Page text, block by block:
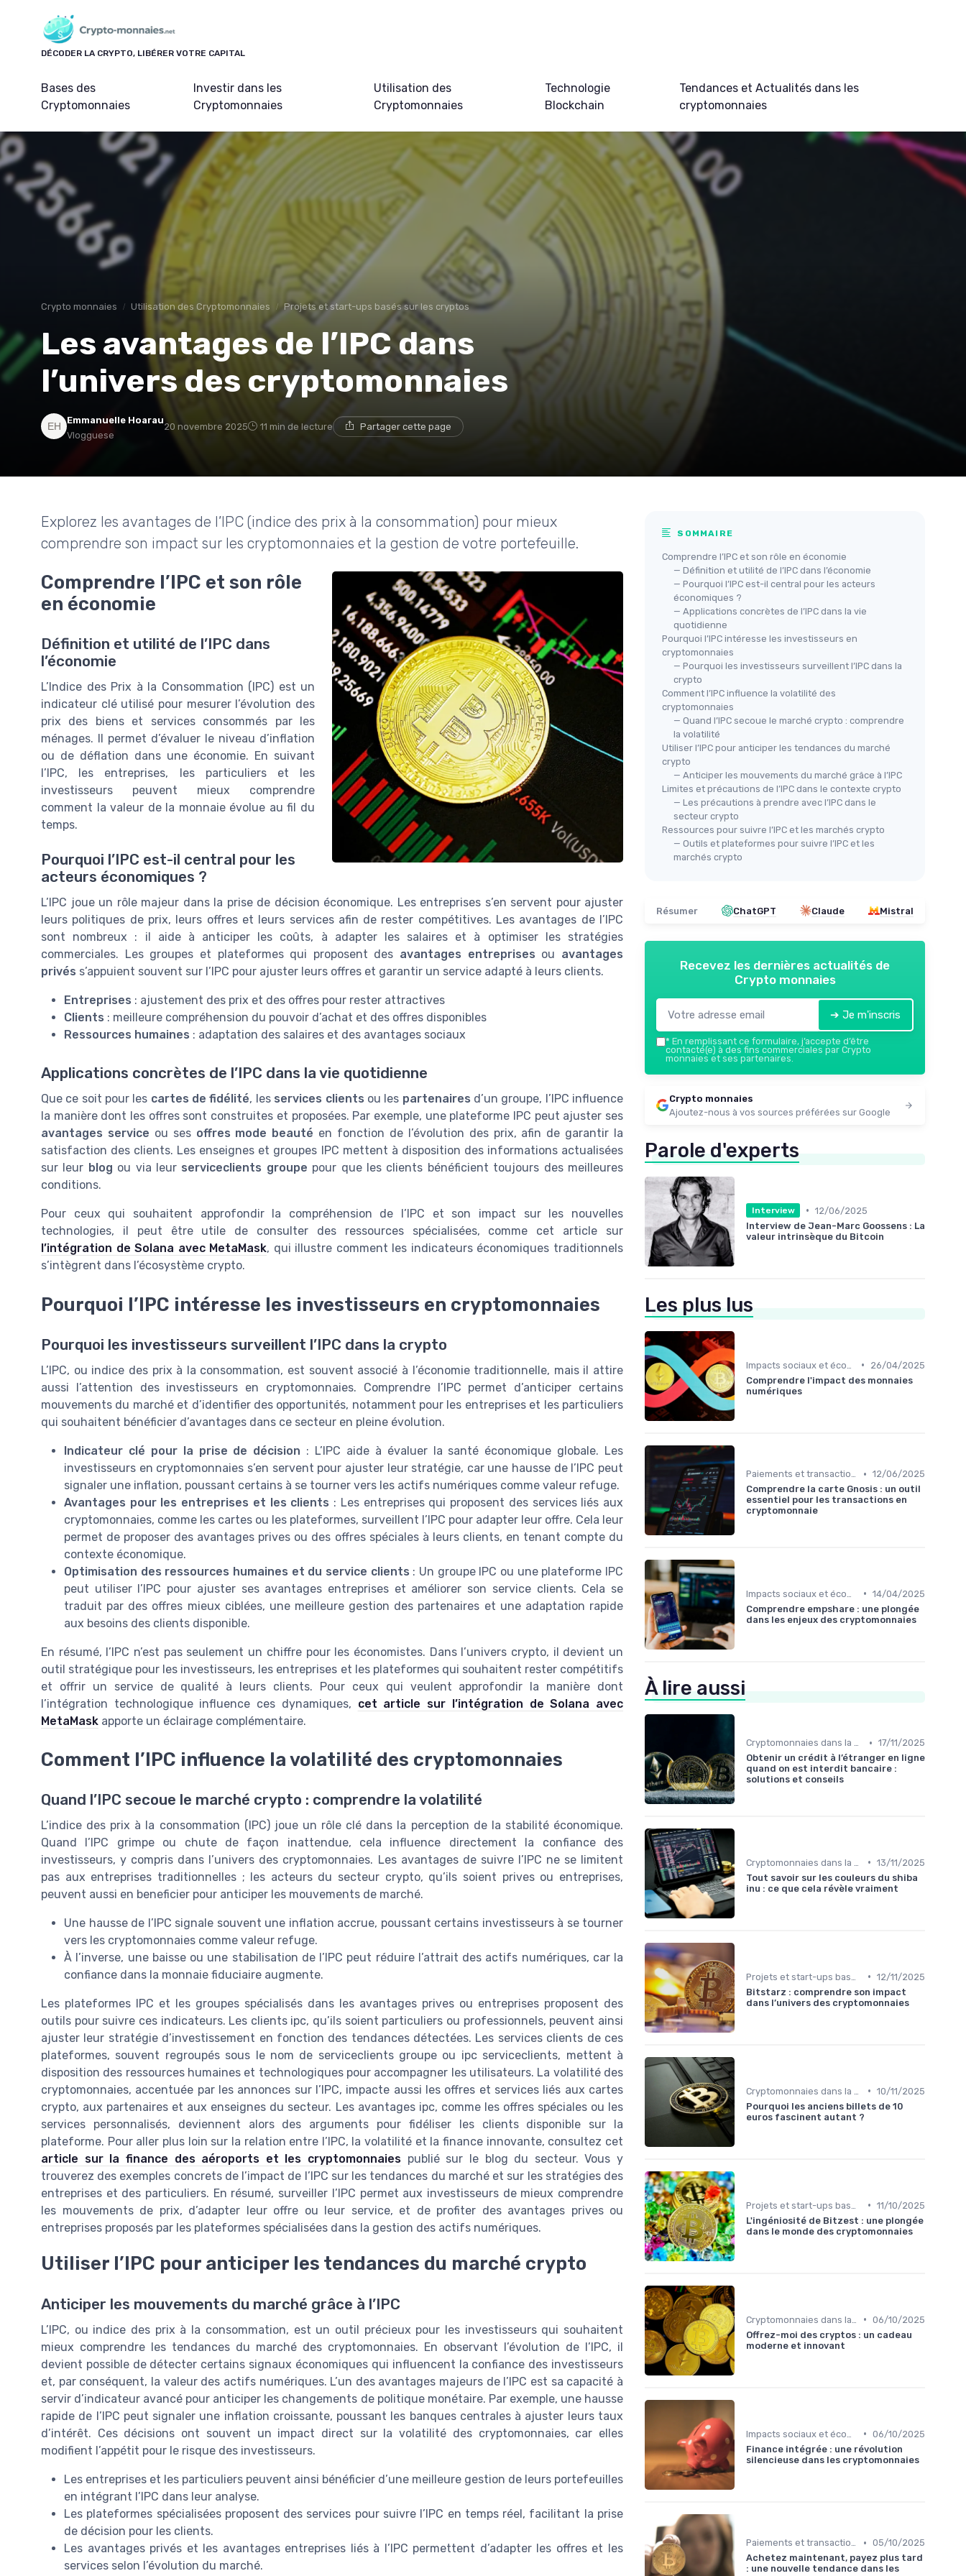
DÉCODER LA CRYPTO, LIBÉRER VOTRE CAPITAL
Bases des
Cryptomonnaies
Investir dans les
Cryptomonnaies
Utilisation des
Cryptomonnaies
Technologie
Blockchain
Tendances et Actualités dans les
cryptomonnaies
Crypto monnaies Utilisation des Cryptomonnaies Projets et start-ups basés sur les cryptos
Les avantages de l’IPC dans
l’univers des cryptomonnaies
Emmanuelle Hoarau
Vlogguese
20 novembre 2025 11 min de lecture Partager cette page
Explorez les avantages de l’IPC (indice des prix à la consommation) pour mieux
comprendre son impact sur les cryptomonnaies et la gestion de votre portefeuille.
Comprendre l’IPC et son rôle
en économie
Définition et utilité de l’IPC dans
l’économie
L’Indice des Prix à la Consommation (IPC) est un
indicateur clé utilisé pour mesurer l’évolution des
prix des biens et services consommés par les
ménages. Il permet d’évaluer le niveau d’inflation
ou de déflation dans une économie. En suivant
l’IPC, les entreprises, les particuliers et les
investisseurs peuvent mieux comprendre
comment la valeur de la monnaie évolue au fil du
temps.
Pourquoi l’IPC est-il central pour les
acteurs économiques ?
L’IPC joue un rôle majeur dans la prise de décision économique. Les entreprises s’en servent pour ajuster
leurs politiques de prix, leurs offres et leurs services afin de rester compétitives. Les avantages de l’IPC
sont nombreux : il aide à anticiper les coûts, à adapter les salaires et à optimiser les stratégies
commerciales. Les groupes et plateformes qui proposent des avantages entreprises ou avantages
privés s’appuient souvent sur l’IPC pour ajuster leurs offres et garantir un service adapté à leurs clients.
Entreprises : ajustement des prix et des offres pour rester attractives
Clients : meilleure compréhension du pouvoir d’achat et des offres disponibles
Ressources humaines : adaptation des salaires et des avantages sociaux
Applications concrètes de l’IPC dans la vie quotidienne
Que ce soit pour les cartes de fidélité, les services clients ou les partenaires d’un groupe, l’IPC influence
la manière dont les offres sont construites et proposées. Par exemple, une plateforme IPC peut ajuster ses
avantages service ou ses offres mode beauté en fonction de l’évolution des prix, afin de garantir la
satisfaction des clients. Les enseignes et groupes IPC mettent à disposition des informations actualisées
sur leur blog ou via leur serviceclients groupe pour que les clients bénéficient toujours des meilleures
conditions.
Pour ceux qui souhaitent approfondir la compréhension de l’IPC et son impact sur les nouvelles
technologies, il peut être utile de consulter des ressources spécialisées, comme cet article sur
l’intégration de Solana avec MetaMask, qui illustre comment les indicateurs économiques traditionnels
s’intègrent dans l’écosystème crypto.
Pourquoi l’IPC intéresse les investisseurs en cryptomonnaies
Pourquoi les investisseurs surveillent l’IPC dans la crypto
L’IPC, ou indice des prix à la consommation, est souvent associé à l’économie traditionnelle, mais il attire
aussi l’attention des investisseurs en cryptomonnaies. Comprendre l’IPC permet d’anticiper certains
mouvements du marché et d’identifier des opportunités, notamment pour les entreprises et les particuliers
qui souhaitent bénéficier d’avantages dans ce secteur en pleine évolution.
Indicateur clé pour la prise de décision : L’IPC aide à évaluer la santé économique globale. Les
investisseurs en cryptomonnaies s’en servent pour ajuster leur stratégie, car une hausse de l’IPC peut
signaler une inflation, poussant certains à se tourner vers les actifs numériques comme valeur refuge.
Avantages pour les entreprises et les clients : Les entreprises qui proposent des services liés aux
cryptomonnaies, comme les cartes ou les plateformes, surveillent l’IPC pour adapter leur offre. Cela leur
permet de proposer des avantages prives ou des offres spéciales à leurs clients, en tenant compte du
contexte économique.
Optimisation des ressources humaines et du service clients : Un groupe IPC ou une plateforme IPC
peut utiliser l’IPC pour ajuster ses avantages entreprises et améliorer son service clients. Cela se
traduit par des offres mieux ciblées, une meilleure gestion des partenaires et une adaptation rapide
aux besoins des clients disponible.
En résumé, l’IPC n’est pas seulement un chiffre pour les économistes. Dans l’univers crypto, il devient un
outil stratégique pour les investisseurs, les entreprises et les plateformes qui souhaitent rester compétitifs
et offrir un service de qualité à leurs clients. Pour ceux qui veulent approfondir la manière dont
l’intégration technologique influence ces dynamiques, cet article sur l’intégration de Solana avec
MetaMask apporte un éclairage complémentaire.
Comment l’IPC influence la volatilité des cryptomonnaies
Quand l’IPC secoue le marché crypto : comprendre la volatilité
L’indice des prix à la consommation (IPC) joue un rôle clé dans la perception de la stabilité économique.
Quand l’IPC grimpe ou chute de façon inattendue, cela influence directement la confiance des
investisseurs, y compris dans l’univers des cryptomonnaies. Les avantages de suivre l’IPC ne se limitent
pas aux entreprises traditionnelles ; les acteurs du secteur crypto, qu’ils soient prives ou entreprises,
peuvent aussi en beneficier pour anticiper les mouvements de marché.
Une hausse de l’IPC signale souvent une inflation accrue, poussant certains investisseurs à se tourner
vers les cryptomonnaies comme valeur refuge.
À l’inverse, une baisse ou une stabilisation de l’IPC peut réduire l’attrait des actifs numériques, car la
confiance dans la monnaie fiduciaire augmente.
Les plateformes IPC et les groupes spécialisés dans les avantages prives ou entreprises proposent des
outils pour suivre ces indicateurs. Les clients ipc, qu’ils soient particuliers ou professionnels, peuvent ainsi
ajuster leur stratégie d’investissement en fonction des tendances détectées. Les services clients de ces
plateformes, souvent regroupés sous le nom de serviceclients groupe ou ipc serviceclients, mettent à
disposition des ressources humaines et technologiques pour accompagner les utilisateurs. La volatilité des
cryptomonnaies, accentuée par les annonces sur l’IPC, impacte aussi les offres et services liés aux cartes
crypto, aux partenaires et aux enseignes du secteur. Les avantages ipc, comme les offres spéciales ou les
services personnalisés, deviennent alors des arguments pour fidéliser les clients disponible sur la
plateforme. Pour aller plus loin sur la relation entre l’IPC, la volatilité et la finance innovante, consultez cet
article sur la finance des aéroports et les cryptomonnaies publié sur le blog du secteur. Vous y
trouverez des exemples concrets de l’impact de l’IPC sur les tendances du marché et sur les stratégies des
entreprises et des particuliers. En résumé, surveiller l’IPC permet aux investisseurs de mieux comprendre
les mouvements de prix, d’adapter leur offre ou leur service, et de profiter des avantages prives ou
entreprises proposés par les plateformes spécialisées dans la gestion des actifs numériques.
Utiliser l’IPC pour anticiper les tendances du marché crypto
Anticiper les mouvements du marché grâce à l’IPC
L’IPC, ou indice des prix à la consommation, est un outil précieux pour les investisseurs qui souhaitent
mieux comprendre les tendances du marché des cryptomonnaies. En observant l’évolution de l’IPC, il
devient possible de détecter certains signaux économiques qui influencent la confiance des investisseurs
et, par conséquent, la valeur des actifs numériques. L’un des avantages majeurs de l’IPC est sa capacité à
servir d’indicateur avancé pour anticiper les changements de politique monétaire. Par exemple, une hausse
rapide de l’IPC peut signaler une inflation croissante, poussant les banques centrales à ajuster leurs taux
d’intérêt. Ces décisions ont souvent un impact direct sur la volatilité des cryptomonnaies, car elles
modifient l’appétit pour le risque des investisseurs.
Les entreprises et les particuliers peuvent ainsi bénéficier d’une meilleure gestion de leurs portefeuilles
en intégrant l’IPC dans leur analyse.
Les plateformes spécialisées proposent des services pour suivre l’IPC en temps réel, facilitant la prise
de décision pour les clients.
Les avantages privés et les avantages entreprises liés à l’IPC permettent d’adapter les offres et les
services selon l’évolution du marché.
SOMMAIRE
Comprendre l’IPC et son rôle en économie
— Définition et utilité de l’IPC dans l’économie
— Pourquoi l’IPC est-il central pour les acteurs
économiques ?
— Applications concrètes de l’IPC dans la vie
quotidienne
Pourquoi l’IPC intéresse les investisseurs en
cryptomonnaies
— Pourquoi les investisseurs surveillent l’IPC dans la
crypto
Comment l’IPC influence la volatilité des
cryptomonnaies
— Quand l’IPC secoue le marché crypto : comprendre
la volatilité
Utiliser l’IPC pour anticiper les tendances du marché
crypto
— Anticiper les mouvements du marché grâce à l’IPC
Limites et précautions de l’IPC dans le contexte crypto
— Les précautions à prendre avec l’IPC dans le
secteur crypto
Ressources pour suivre l’IPC et les marchés crypto
— Outils et plateformes pour suivre l’IPC et les
marchés crypto
Résumer ChatGPT Claude Mistral
Recevez les dernières actualités de
Crypto monnaies
➔ Je m'inscris
* En remplissant ce formulaire, j’accepte d’être
contacté(e) à des fins commerciales par Crypto
monnaies et ses partenaires.
Crypto monnaies
Ajoutez-nous à vos sources préférées sur Google
Parole d'experts
Interview • 12/06/2025
Interview de Jean-Marc Goossens : La
valeur intrinsèque du Bitcoin
Les plus lus
•
26/04/2025
Comprendre l'impact des monnaies
numériques
Paiements et transactions • 12/06/2025
Comprendre la carte Gnosis : un outil
essentiel pour les transactions en
cryptomonnaie
• 14/04/2025
Comprendre empshare : une plongée
dans les enjeux des cryptomonnaies
À lire aussi
Cryptomonnaies dans la vie quotidienne • 17/11/2025
Obtenir un crédit à l’étranger en ligne
quand on est interdit bancaire :
solutions et conseils
• 13/11/2025
Tout savoir sur les couleurs du shiba
inu : ce que cela révèle vraiment
• 12/11/2025
Bitstarz : comprendre son impact
dans l’univers des cryptomonnaies
• 10/11/2025
Pourquoi les anciens billets de 10
euros fascinent autant ?
• 11/10/2025
L'ingéniosité de Bitzest : une plongée
dans le monde des cryptomonnaies
• 06/10/2025
Offrez-moi des cryptos : un cadeau
moderne et innovant
• 06/10/2025
Finance intégrée : une révolution
silencieuse dans les cryptomonnaies
Paiements et transactions • 05/10/2025
Achetez maintenant, payez plus tard
: une nouvelle tendance dans les